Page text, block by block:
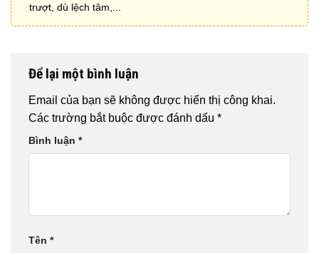
trượt, dù lệch tâm,...
Để lại một bình luận
Email của bạn sẽ không được hiển thị công khai.
Các trường bắt buộc được đánh dấu *
Bình luận *
Tên *